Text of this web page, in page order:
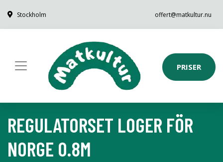
Stockholm offert@matkultur.nu
PRISER
REGULATORSET LOGER FÖR
NORGE 0.8M